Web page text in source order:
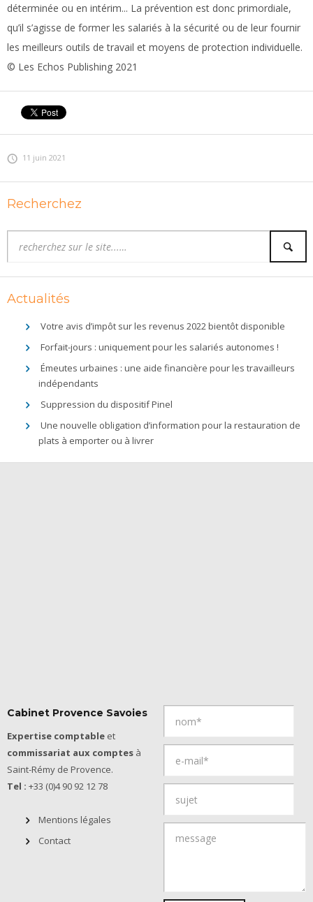
déterminée ou en intérim... La prévention est donc primordiale,
qu’il s’agisse de former les salariés à la sécurité ou de leur fournir
les meilleurs outils de travail et moyens de protection individuelle.
© Les Echos Publishing 2021
11 juin 2021
Recherchez
Actualités
Votre avis d’impôt sur les revenus 2022 bientôt disponible
Forfait-jours : uniquement pour les salariés autonomes !
Émeutes urbaines : une aide financière pour les travailleurs
indépendants
Suppression du dispositif Pinel
Une nouvelle obligation d’information pour la restauration de
plats à emporter ou à livrer
Cabinet Provence Savoies
Expertise comptable et
commissariat aux comptes à
Saint-Rémy de Provence.
Tel : +33 (0)4 90 92 12 78
Mentions légales
Contact